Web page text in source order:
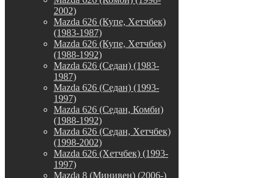
2002)
Mazda 626 (Купе, Хетчбек)
(1983-1987)
Mazda 626 (Купе, Хетчбек)
(1988-1992)
Mazda 626 (Седан) (1983-
1987)
Mazda 626 (Седан) (1993-
1997)
Mazda 626 (Седан, Комби)
(1988-1992)
Mazda 626 (Седан, Хетчбек)
(1998-2002)
Mazda 626 (Хетчбек) (1993-
1997)
Mazda 8 (Минивен) (2006-)